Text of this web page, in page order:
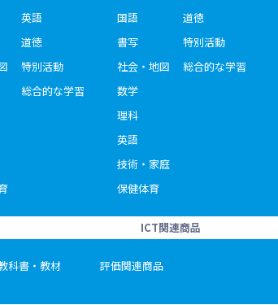
英語
道徳
特別活動
総合的な学習
国語
書写
社会・地図
数学
理科
英語
技術・家庭
保健体育
道徳
特別活動
総合的な学習
ICT関連商品
科書・教材 評価関連商品